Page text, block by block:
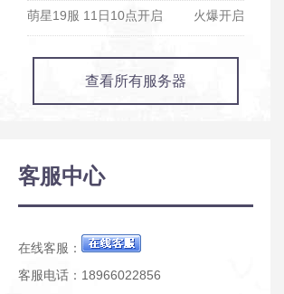
火爆开启
萌星19服 11日10点开启
查看所有服务器
客服中心
在线客服：
客服电话：18966022856